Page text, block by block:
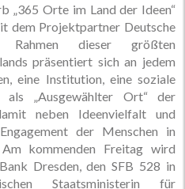
„365 Orte im Land der Ideen“
dem Projektpartner Deutsche
dieser größten
präsentiert sich an jedem
eine Institution, eine soziale
„Ausgewählter Ort“ der
neben Ideenvielfalt und
der Menschen in
kommenden Freitag wird
Dresden, den SFB 528 in
Staatsministerin für